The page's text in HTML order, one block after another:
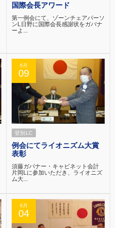
国際会長アワード
第一例会にて、ゾーンチェアパーソ
ンL日野に国際会長感謝状をガバナ
ーよ...
6月
09
登別LC
例会にてライオニズム大賞
表彰
須藤ガバナー・キャビネット会計
片岡Lに参加いただき、ライオニズ
ム大...
6月
04